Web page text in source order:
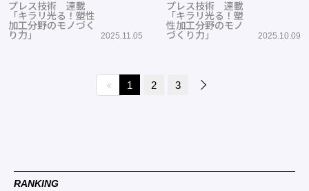
プレス技術 連載
「キラリ光る！塑性
加工分野のモノづく
り力」
2025.11.05
プレス技術 連載
「キラリ光る！塑
性加工分野のモノ
づくり力」
2025.10.09
1 2 3
RANKING